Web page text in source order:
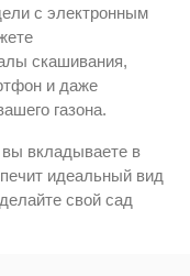
с электронным
скашивания,
и даже
газона.
вы вкладываете в
идеальный вид
свой сад